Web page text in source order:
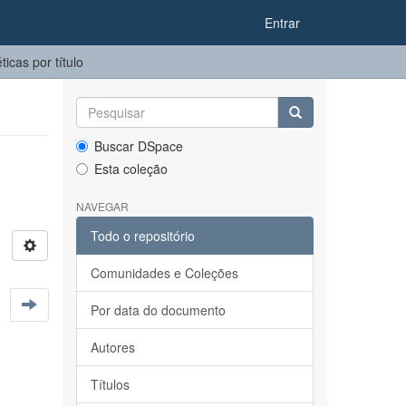
Entrar
por título
Buscar DSpace
Esta coleção
NAVEGAR
Todo o repositório
Comunidades e Coleções
Por data do documento
Autores
Títulos